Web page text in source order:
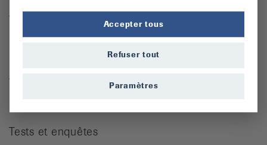
Arthrose
Ostéoporose
Rhumatisme des parties molles
Autres maladies rhumatismales
Tests et enquêtes
Accepter tous
Refuser tout
Paramètres